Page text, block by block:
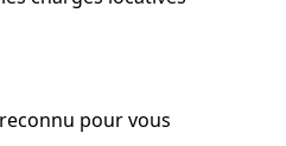
pour vous